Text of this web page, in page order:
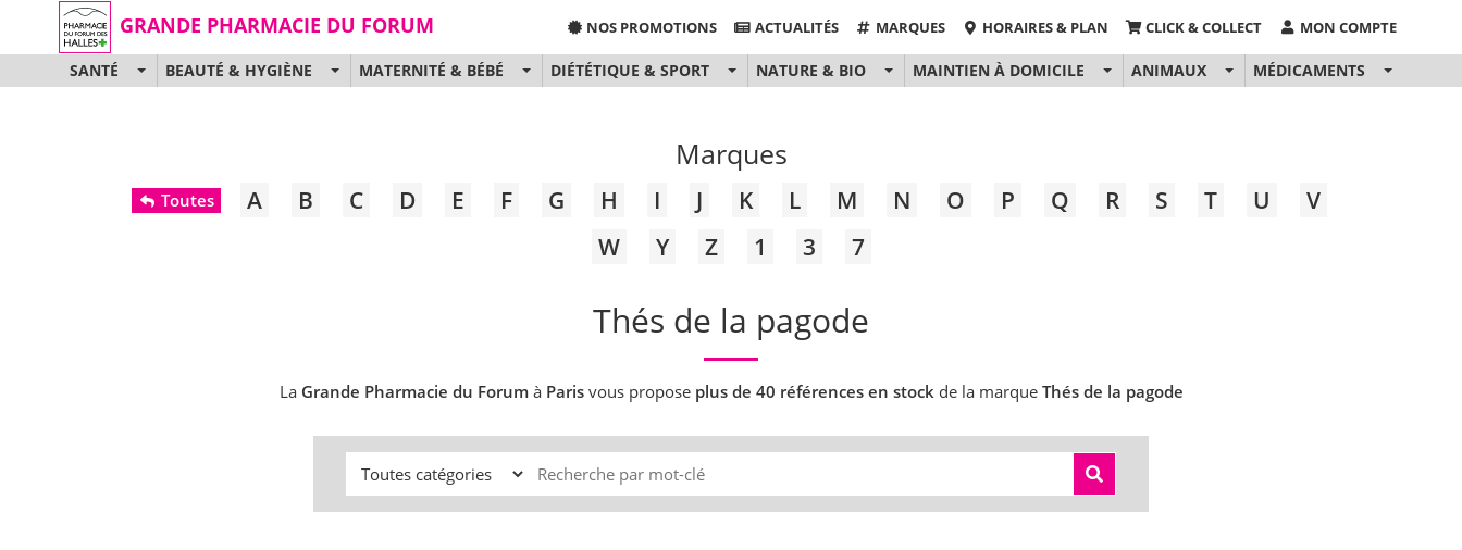
GRANDE PHARMACIE DU FORUM NOS PROMOTIONS ACTUALITÉS MARQUES HORAIRES & PLAN CLICK & COLLECT MON COMPTE
SANTÉ BEAUTÉ & HYGIÈNE MATERNITÉ & BÉBÉ DIÉTÉTIQUE & SPORT NATURE & BIO MAINTIEN À DOMICILE ANIMAUX MÉDICAMENTS
Marques
Toutes A B C D E F G H I J K L M N O P Q R S T U
V
W
Y Z 1 3 7
Thés de la pagode
La Grande Pharmacie du Forumà Parisvous propose plus de 40 références en stock de la marque Thés de la pagode